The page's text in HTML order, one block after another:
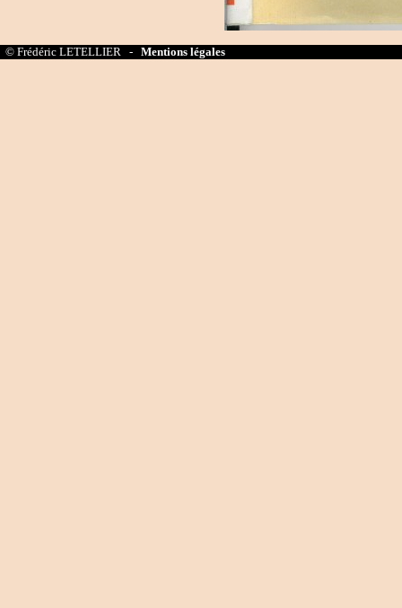
© Frédéric LETELLIER - Mentions légales